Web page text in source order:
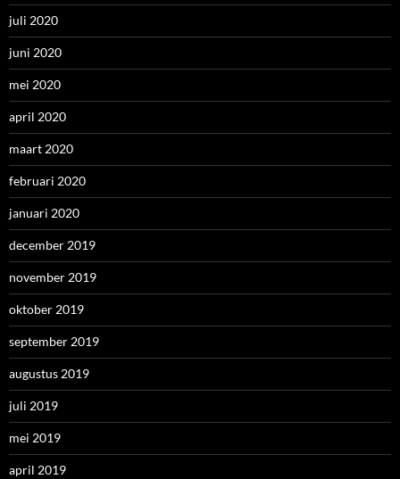
juli 2020
juni 2020
mei 2020
april 2020
maart 2020
februari 2020
januari 2020
december 2019
november 2019
oktober 2019
september 2019
augustus 2019
juli 2019
mei 2019
april 2019